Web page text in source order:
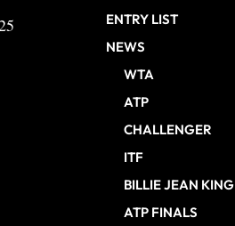
ENTRY LIST
NEWS
WTA
ATP
CHALLENGER
ITF
BILLIE JEAN
ATP FINALS